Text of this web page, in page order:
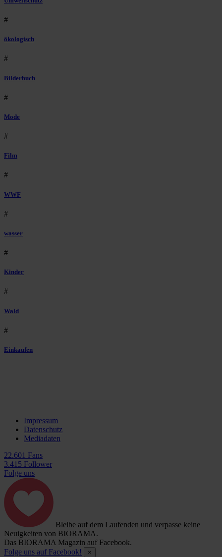
#
ökologisch
#
Bilderbuch
#
Mode
#
Film
#
WWF
#
wasser
#
Kinder
#
Wald
#
Einkaufen
Impressum
Datenschutz
Mediadaten
22.601 Fans
3.415 Follower
Folge uns
Bleibe auf dem Laufenden und verpasse keine
Neuigkeiten von BIORAMA.
Das BIORAMA Magazin auf Facebook.
Folge uns auf Facebook!
×